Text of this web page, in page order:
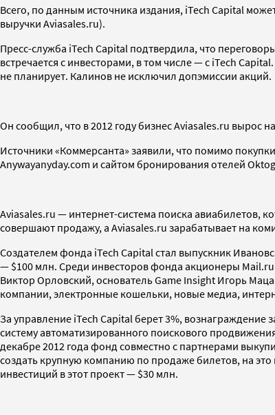
Всего, по данным источника издания, iTech Capital
выручки Aviasales.ru).
Пресс-служба iTech Capital подтвердила, что
встречается с инвесторами, в том числе — с iTech
не планирует. Калинов не исключил допэмиссии акций.
Он сообщил, что в 2012 году бизнес Aviasales.ru вырос
Источники «Коммерсанта» заявили, что помимо
Anywayanyday.com и сайтом бронирования отелей
Aviasales.ru — интернет-система поиска авиабилетов,
совершают продажу, а Aviasales.ru зарабатывает на
Создателем фонда iTech Capital стал выпускник
— $100 млн. Среди инвесторов фонда акционеры
Виктор Орловский, основатель Game Insight Игорь
компании, электронные кошельки, новые медиа,
За управление iTech Capital берет 3%,
систему автоматизированного поискового
декабре 2012 года фонд совместно с партнерами
создать крупную компанию по продаже билетов, на
инвестиций в этот проект — $30 млн.